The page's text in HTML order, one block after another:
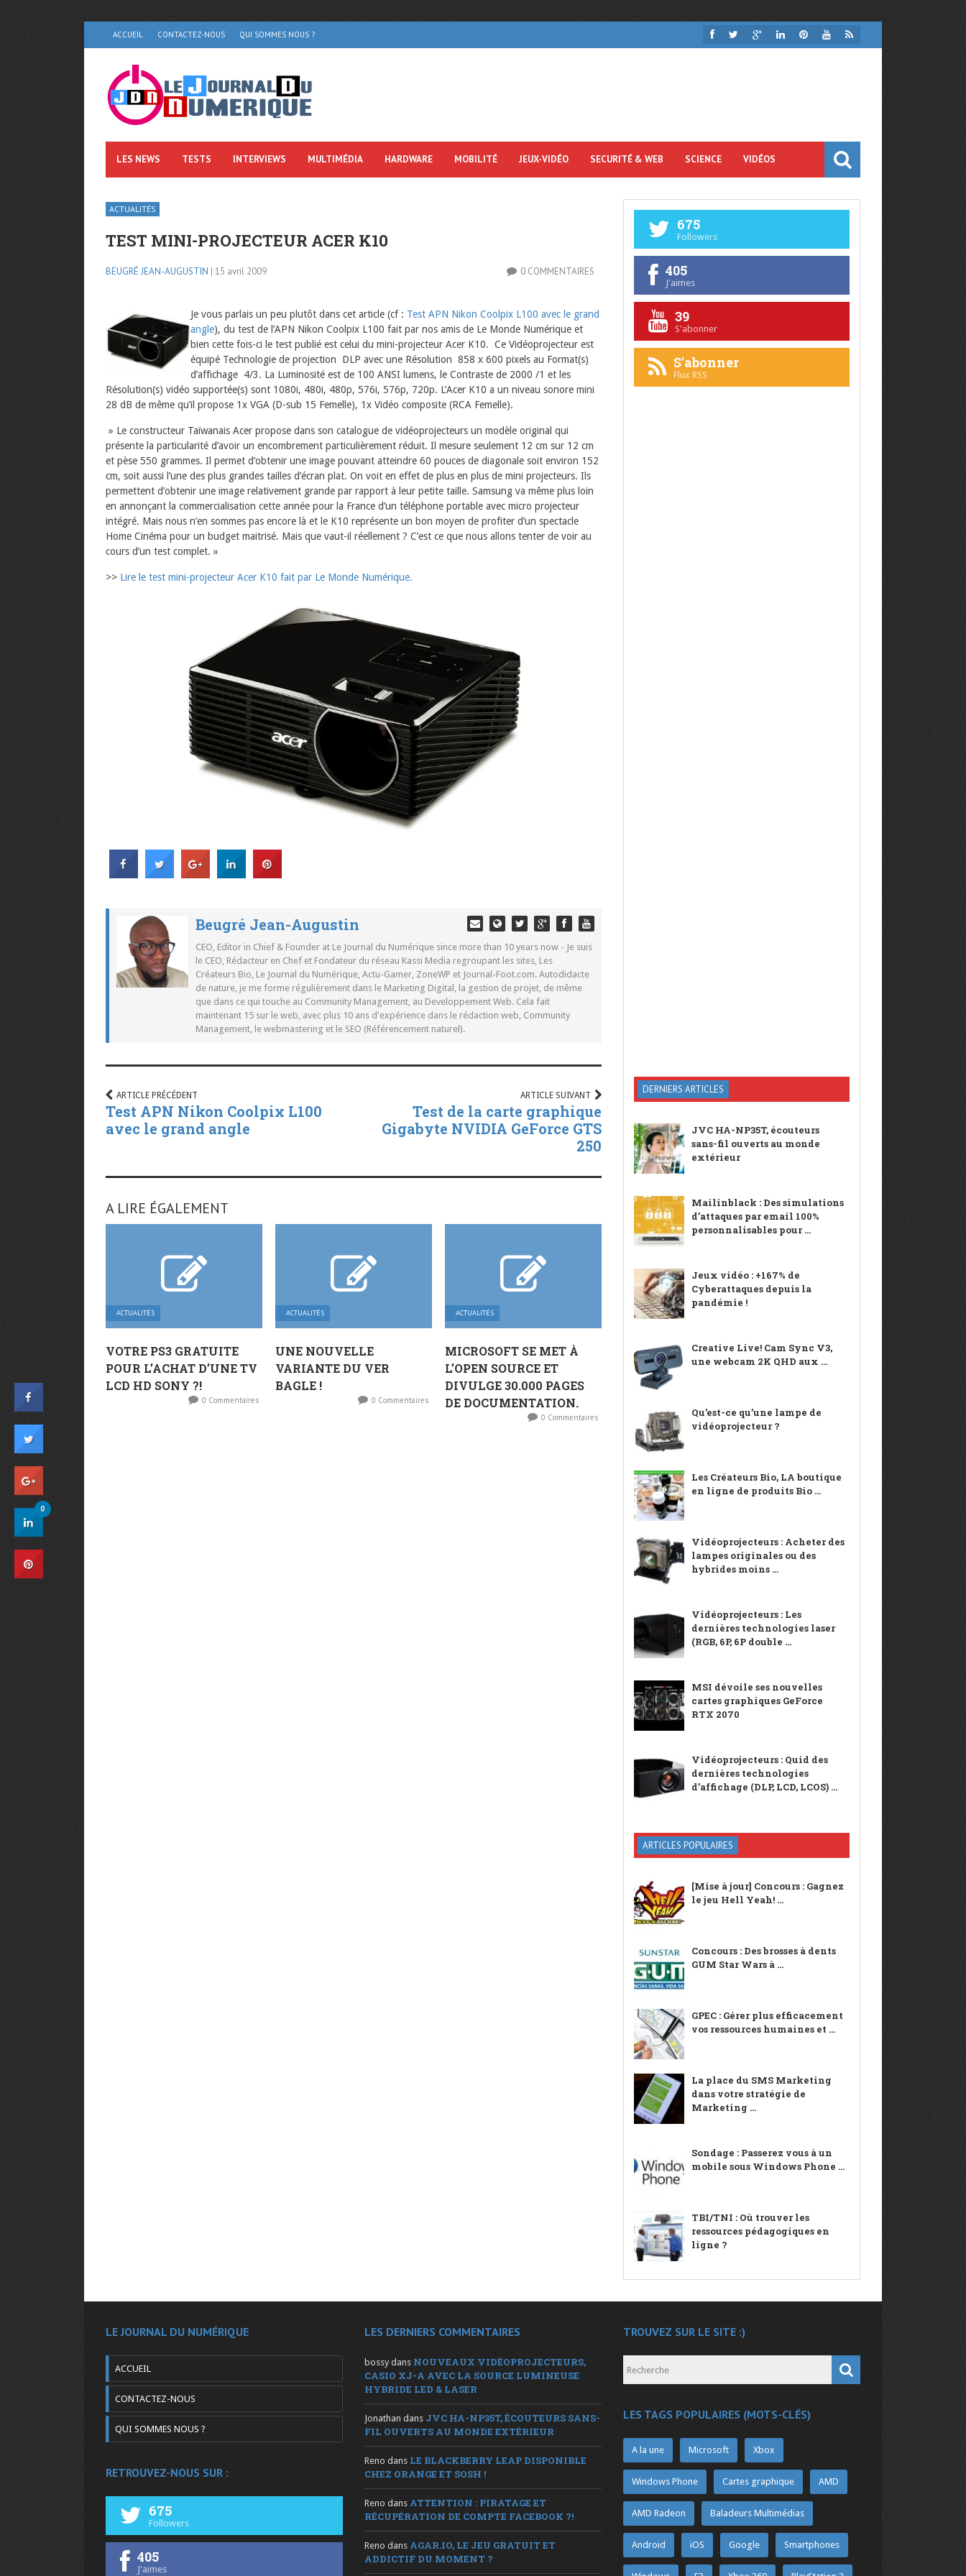
ACCUEIL CONTACTEZ-NOUS QUI SOMMES NOUS ?
LES NEWS TESTS INTERVIEWS MULTIMÉDIA HARDWARE MOBILITÉ JEUX-VIDÉO SECURITÉ & WEB SCIENCE VIDÉOS
ACTUALITÉS
TEST MINI-PROJECTEUR ACER K10
BEUGRÉ JEAN-AUGUSTIN | 15 avril 2009 0 COMMENTAIRES
Je vous parlais un peu plutôt dans cet article (cf : Test APN Nikon Coolpix L100 avec le grand
angle), du test de l’APN Nikon Coolpix L100 fait par nos amis de Le Monde Numérique et
bien cette fois-ci le test publié est celui du mini-projecteur Acer K10. Ce Vidéoprojecteur est
équipé Technologie de projection DLP avec une Résolution 858 x 600 pixels au Format(s)
d’affichage 4/3. La Luminosité est de 100 ANSI lumens, le Contraste de 2000 /1 et les
Résolution(s) vidéo supportée(s) sont 1080i, 480i, 480p, 576i, 576p, 720p. L’Acer K10 a un niveau sonore mini
28 dB de même qu’il propose 1x VGA (D-sub 15 Femelle), 1x Vidéo composite (RCA Femelle).
» Le constructeur Taïwanais Acer propose dans son catalogue de vidéoprojecteurs un modèle original qui
présente la particularité d’avoir un encombrement particulièrement réduit. Il mesure seulement 12 cm sur 12 cm
et pèse 550 grammes. Il permet d’obtenir une image pouvant atteindre 60 pouces de diagonale soit environ 152
cm, soit aussi l’une des plus grandes tailles d’écran plat. On voit en effet de plus en plus de mini projecteurs. Ils
permettent d’obtenir une image relativement grande par rapport à leur petite taille. Samsung va même plus loin
en annonçant la commercialisation cette année pour la France d’un téléphone portable avec micro projecteur
intégré. Mais nous n’en sommes pas encore là et le K10 représente un bon moyen de profiter d’un spectacle
Home Cinéma pour un budget maitrisé. Mais que vaut-il réellement ? C’est ce que nous allons tenter de voir au
cours d’un test complet. »
>> Lire le test mini-projecteur Acer K10 fait par Le Monde Numérique.
Beugré Jean-Augustin
CEO, Editor in Chief & Founder at Le Journal du Numérique since more than 10 years now - Je suis
le CEO, Rédacteur en Chef et Fondateur du réseau Kassi Media regroupant les sites, Les
Créateurs Bio, Le Journal du Numérique, Actu-Gamer, ZoneWP et Journal-Foot.com. Autodidacte
de nature, je me forme régulièrement dans le Marketing Digital, la gestion de projet, de même
que dans ce qui touche au Community Management, au Developpement Web. Cela fait
maintenant 15 sur le web, avec plus 10 ans d'expérience dans le rédaction web, Community
Management, le webmastering et le SEO (Référencement naturel).
ARTICLE PRÉCÉDENT
Test APN Nikon Coolpix L100
avec le grand angle
ARTICLE SUIVANT
Test de la carte graphique
Gigabyte NVIDIA GeForce GTS
250
A LIRE ÉGALEMENT
ACTUALITÉS
VOTRE PS3 GRATUITE
POUR L’ACHAT D’UNE TV
LCD HD SONY ?!
0 Commentaires
ACTUALITÉS
UNE NOUVELLE
VARIANTE DU VER
BAGLE !
0 Commentaires
ACTUALITÉS
MICROSOFT SE MET À
L’OPEN SOURCE ET
DIVULGE 30.000 PAGES
DE DOCUMENTATION.
0 Commentaires
675
Followers
405
J'aimes
39
S'abonner
S'abonner
Flux RSS
DERNIERS ARTICLES
JVC HA-NP35T, écouteurs
sans-fil ouverts au monde
extérieur
Mailinblack : Des simulations
d’attaques par email 100%
personnalisables pour ...
Jeux vidéo : +167% de
Cyberattaques depuis la
pandémie !
Creative Live! Cam Sync V3,
une webcam 2K QHD aux ...
Qu’est-ce qu’une lampe de
vidéoprojecteur ?
Les Créateurs Bio, LA boutique
en ligne de produits Bio ...
Vidéoprojecteurs : Acheter des
lampes originales ou des
hybrides moins ...
Vidéoprojecteurs : Les
dernières technologies laser
(RGB, 6P, 6P double ...
MSI dévoile ses nouvelles
cartes graphiques GeForce
RTX 2070
Vidéoprojecteurs : Quid des
dernières technologies
d’affichage (DLP, LCD, LCOS) ...
ARTICLES POPULAIRES
[Mise à jour] Concours : Gagnez
le jeu Hell Yeah! ...
Concours : Des brosses à dents
GUM Star Wars à ...
GPEC : Gérer plus efficacement
vos ressources humaines et ...
La place du SMS Marketing
dans votre stratégie de
Marketing ...
Sondage : Passerez vous à un
mobile sous Windows Phone ...
TBI/TNI : Où trouver les
ressources pédagogiques en
ligne ?
LE JOURNAL DU NUMÉRIQUE
ACCUEIL
CONTACTEZ-NOUS
QUI SOMMES NOUS ?
RETROUVEZ-NOUS SUR :
675
Followers
405
J'aimes
LES DERNIERS COMMENTAIRES
bossy dans NOUVEAUX VIDÉOPROJECTEURS,
CASIO XJ-A AVEC LA SOURCE LUMINEUSE
HYBRIDE LED & LASER
Jonathan dans JVC HA-NP35T, ÉCOUTEURS SANS-
FIL OUVERTS AU MONDE EXTÉRIEUR
Reno dans LE BLACKBERRY LEAP DISPONIBLE
CHEZ ORANGE ET SOSH !
Reno dans ATTENTION : PIRATAGE ET
RÉCUPÉRATION DE COMPTE FACEBOOK ?!
Reno dans AGAR.IO, LE JEU GRATUIT ET
ADDICTIF DU MOMENT ?
TROUVEZ SUR LE SITE :)
LES TAGS POPULAIRES (MOTS-CLÉS)
A la une Microsoft Xbox
Windows Phone Cartes graphique AMD
AMD Radeon Baladeurs Multimédias
Android iOS Google Smartphones
0